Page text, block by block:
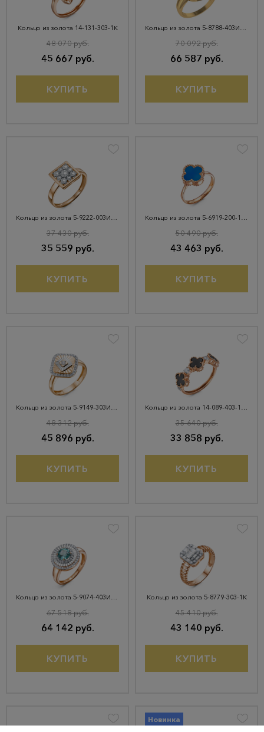
Кольцо из золота 14-131-303-1К
45 667 руб.
48 070 руб.
КУПИТЬ
Кольцо из золота 5-8788-403И1-1КБ-Тлд
66 587 руб.
70 092 руб.
КУПИТЬ
Кольцо из золота 5-9222-003И7-1К
35 559 руб.
37 430 руб.
КУПИТЬ
Кольцо из золота 5-6919-200-1К-АгГол
43 463 руб.
50 490 руб.
КУПИТЬ
Кольцо из золота 5-9149-303И4-1КБ
45 896 руб.
48 312 руб.
КУПИТЬ
Кольцо из золота 14-089-403-1К-ОнкЧ
33 858 руб.
35 640 руб.
КУПИТЬ
Кольцо из золота 5-9074-403И4-1КБ-СитПрб
64 142 руб.
67 518 руб.
КУПИТЬ
Кольцо из золота 5-8779-303-1К
43 140 руб.
45 410 руб.
КУПИТЬ
Новинка